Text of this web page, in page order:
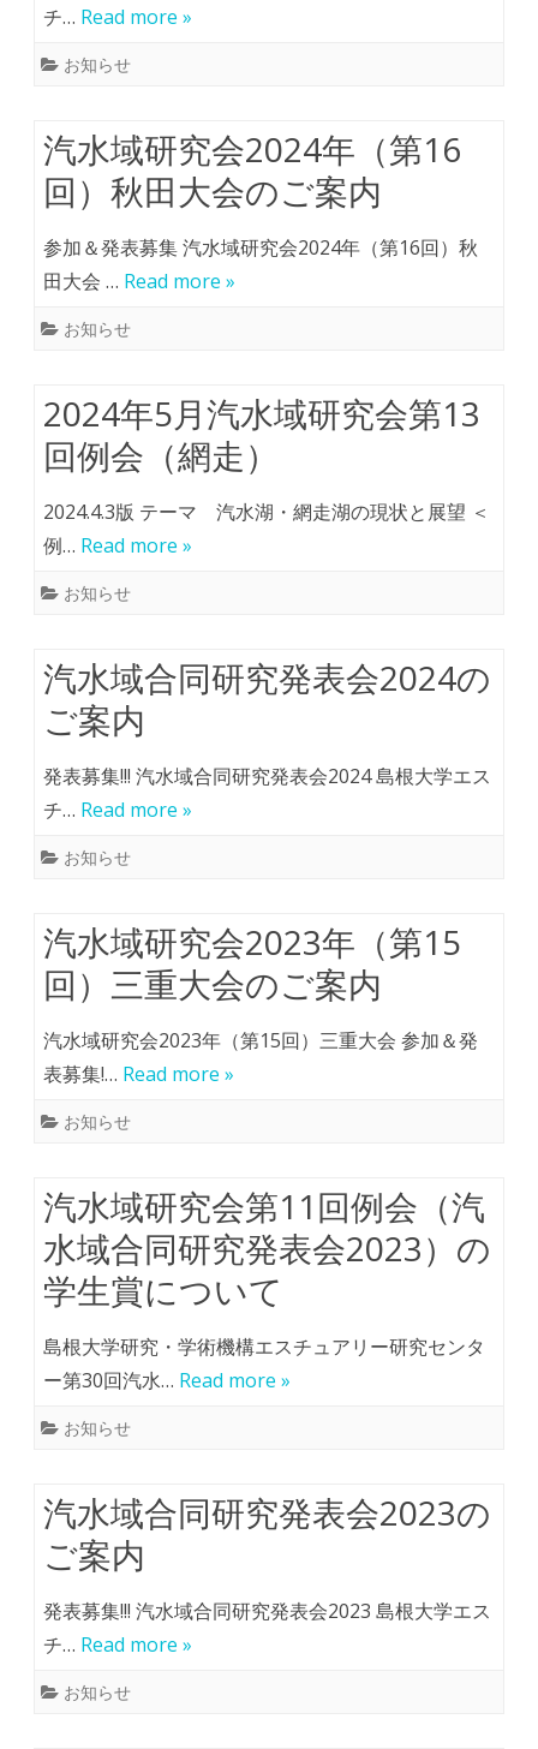
チ… Read more »
お知らせ
汽水域研究会2024年（第16
回）秋田大会のご案内
参加＆発表募集 汽水域研究会2024年（第16回）秋
田大会 … Read more »
お知らせ
2024年5月汽水域研究会第13
回例会（網走）
2024.4.3版 テーマ 汽水湖・網走湖の現状と展望 ＜
例… Read more »
お知らせ
汽水域合同研究発表会2024の
ご案内
発表募集!!! 汽水域合同研究発表会2024 島根大学エス
チ… Read more »
お知らせ
汽水域研究会2023年（第15
回）三重大会のご案内
汽水域研究会2023年（第15回）三重大会 参加＆発
表募集!… Read more »
お知らせ
汽水域研究会第11回例会（汽
水域合同研究発表会2023）の
学生賞について
島根大学研究・学術機構エスチュアリー研究センタ
ー第30回汽水… Read more »
お知らせ
汽水域合同研究発表会2023の
ご案内
発表募集!!! 汽水域合同研究発表会2023 島根大学エス
チ… Read more »
お知らせ